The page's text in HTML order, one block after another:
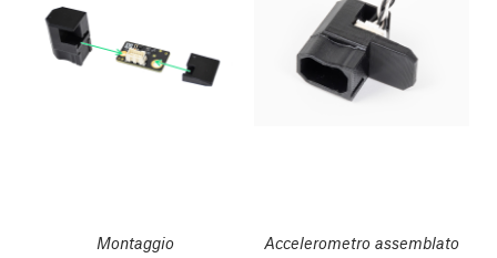
Montaggio
Accelerometro assemblato